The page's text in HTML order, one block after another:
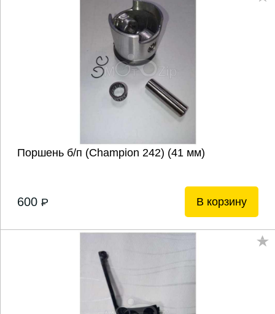
Поршень б/п (Champion 242) (41 мм)
600 P В корзину